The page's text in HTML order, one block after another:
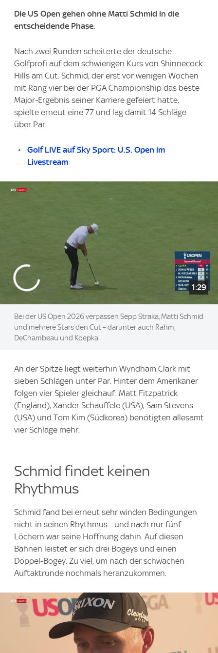
Die US Open gehen ohne Matti Schmid in die
entscheidende Phase.
Nach zwei Runden scheiterte der deutsche
Golfprofi auf dem schwierigen Kurs von Shinnecock
Hills am Cut. Schmid, der erst vor wenigen Wochen
mit Rang vier bei der PGA Championship das beste
Major-Ergebnis seiner Karriere gefeiert hatte,
spielte erneut eine 77 und lag damit 14 Schläge
über Par.
Golf LIVE auf Sky Sport: U.S. Open im
Livestream
1:29
Bei der US Open 2026 verpassen Sepp Straka, Matti Schmid
und mehrere Stars den Cut – darunter auch Rahm,
DeChambeau und Koepka.
An der Spitze liegt weiterhin Wyndham Clark mit
sieben Schlägen unter Par. Hinter dem Amerikaner
folgen vier Spieler gleichauf: Matt Fitzpatrick
(England), Xander Schauffele (USA), Sam Stevens
(USA) und Tom Kim (Südkorea) benötigten allesamt
vier Schläge mehr.
Schmid findet keinen
Rhythmus
Schmid fand bei erneut sehr winden Bedingungen
nicht in seinen Rhythmus - und nach nur fünf
Löchern war seine Hoffnung dahin. Auf diesen
Bahnen leistet er sich drei Bogeys und einen
Doppel-Bogey. Zu viel, um nach der schwachen
Auftaktrunde nochmals heranzukommen.